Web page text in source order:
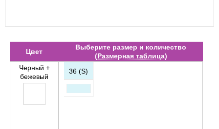
Цвет
Выберите размер и количество
(Размерная таблица)
Черный +
бежевый
36 (S)